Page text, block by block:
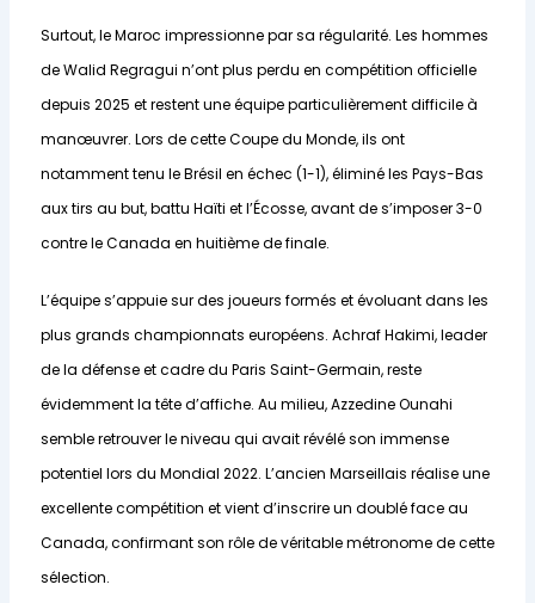
Surtout, le Maroc impressionne par sa régularité. Les hommes
de Walid Regragui n’ont plus perdu en compétition officielle
depuis 2025 et restent une équipe particulièrement difficile à
manœuvrer. Lors de cette Coupe du Monde, ils ont
notamment tenu le Brésil en échec (1-1), éliminé les Pays-Bas
aux tirs au but, battu Haïti et l’Écosse, avant de s’imposer 3-0
contre le Canada en huitième de finale.
L’équipe s’appuie sur des joueurs formés et évoluant dans les
plus grands championnats européens. Achraf Hakimi, leader
de la défense et cadre du Paris Saint-Germain, reste
évidemment la tête d’affiche. Au milieu, Azzedine Ounahi
semble retrouver le niveau qui avait révélé son immense
potentiel lors du Mondial 2022. L’ancien Marseillais réalise une
excellente compétition et vient d’inscrire un doublé face au
Canada, confirmant son rôle de véritable métronome de cette
sélection.